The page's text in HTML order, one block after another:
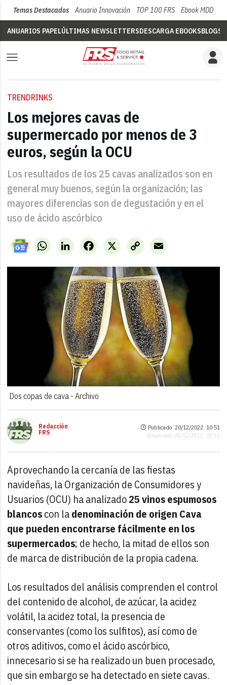
Temas Destacados Anuario Innovación TOP 100 FRS Ebook MDD
ANUARIOS PAPELÚLTIMAS NEWSLETTERSDESCARGA EBOOKSBLOGS
TRENDRINKS
Los mejores cavas de
supermercado por menos de 3
euros, según la OCU
Los resultados de los 25 cavas analizados son en
general muy buenos, según la organización; las
mayores diferencias son de degustación y en el
uso de ácido ascórbico
WhatsAppLinkedIn X
Facebook
Copy
Link
Email
Dos copas de cava -Archivo
Redacción
FRS
Publicado: 20/12/2022 ·10:51
Actualizado: 20/12/2022 · 10:51
Aprovechando la cercanía de las fiestas
navideñas, la Organización de Consumidores y
Usuarios (OCU) ha analizado25 vinos espumosos
blancoscon ladenominación de origen Cava
que pueden encontrarse fácilmente en los
supermercados; de hecho, la mitad de ellos son
de marca de distribución de la propia cadena.
Los resultados del análisis comprenden el control
del contenido de alcohol, de azúcar, la acidez
volátil, la acidez total, la presencia de
conservantes (como los sulfitos), así como de
otros aditivos, como el ácido ascórbico,
innecesario si se ha realizado un buen procesado,
que sin embargo se ha detectado en siete cavas.